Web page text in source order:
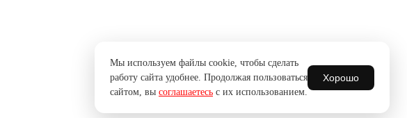
Мы используем файлы cookie, чтобы сделать
работу сайта удобнее. Продолжая пользоваться
сайтом, вы соглашаетесь с их использованием.
Хорошо